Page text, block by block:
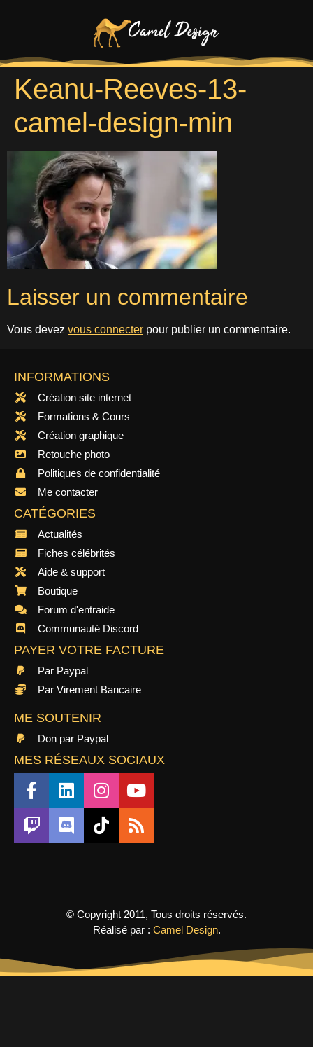
Keanu-Reeves-13-
camel-design-min
Laisser un commentaire
Vous devez vous connecter pour publier un commentaire.
INFORMATIONS
Création site internet
Formations & Cours
Création graphique
Retouche photo
Politiques de confidentialité
Me contacter
CATÉGORIES
Actualités
Fiches célébrités
Aide & support
Boutique
Forum d'entraide
Communauté Discord
PAYER VOTRE FACTURE
Par Paypal
Par Virement Bancaire
ME SOUTENIR
Don par Paypal
MES RÉSEAUX SOCIAUX
© Copyright 2011, Tous droits réservés.
Réalisé par : Camel Design.